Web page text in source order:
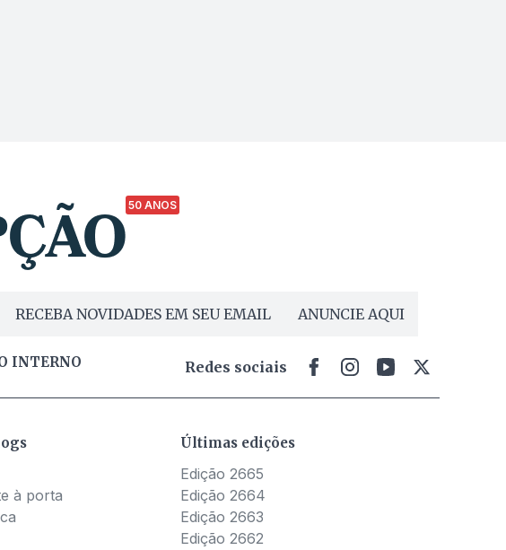
50 ANOS
RECEBA NOVIDADES EM SEU EMAIL ANUNCIE AQUI
INTERNO Redes sociais
à porta
Últimas edições
Edição 2665
Edição 2664
Edição 2663
Edição 2662